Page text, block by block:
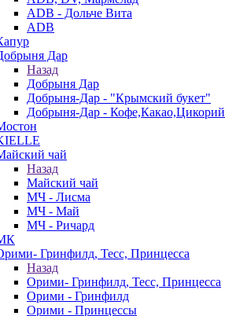
ADB - Дольче Вита
ADB
Дар
Назад
Добрыня Дар
Добрыня-Дар - "Крымский букет"
Добрыня-Дар - Кофе,Какао,Цикорий
чай
Назад
Майский чай
МЧ - Лисма
МЧ - Май
МЧ - Ричард
Гринфилд, Тесс, Принцесса
Назад
Орими- Гринфилд, Тесс, Принцесса
Орими - Гринфилд
Орими - Принцессы